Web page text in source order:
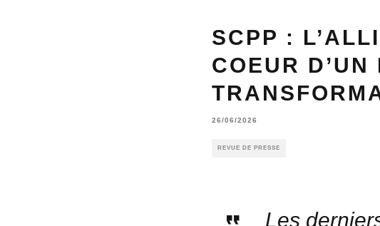
SCPP :
COEUR D’UN
26/06/2026
REVUE DE PRESSE
Les